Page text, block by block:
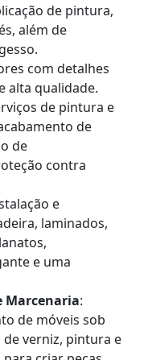
de pintura,
além de
com detalhes
alta qualidade.
de pintura e
de
de
contra
e
laminados,
e uma
Marcenaria:
de móveis sob
verniz, pintura e